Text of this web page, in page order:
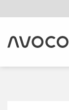
Inhalt